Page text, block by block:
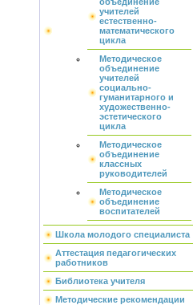
учителей
естественно-
математического
цикла
Методическое
объединение
учителей
социально-
гуманитарного и
художественно-
эстетического
цикла
Методическое
объединение
классных
руководителей
Методическое
объединение
воспитателей
Школа молодого специалиста
Аттестация педагогических
работников
Библиотека учителя
Методические рекомендации